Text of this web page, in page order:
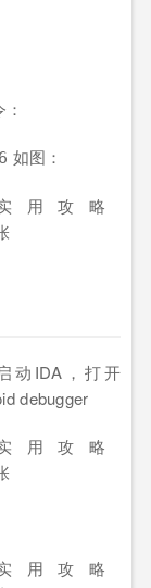
如图：
动IDA，打开
debugger